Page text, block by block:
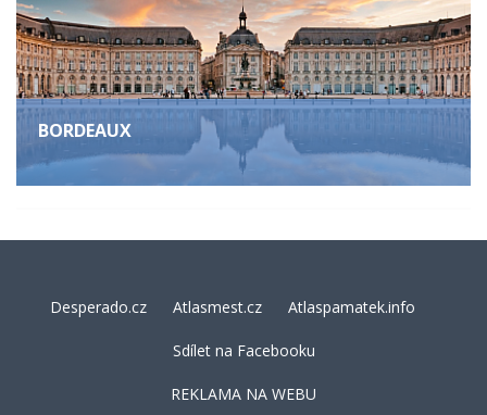
BORDEAUX
Desperado.cz Atlasmest.cz Atlaspamatek.info
Sdílet na Facebooku
REKLAMA NA WEBU